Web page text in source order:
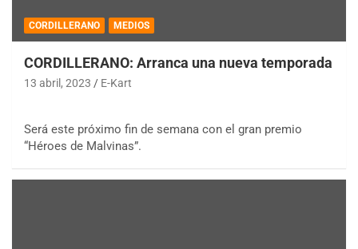
CORDILLERANO MEDIOS
CORDILLERANO: Arranca una nueva temporada
13 abril, 2023 E-Kart
Será este próximo fin de semana con el gran premio
“Héroes de Malvinas”.